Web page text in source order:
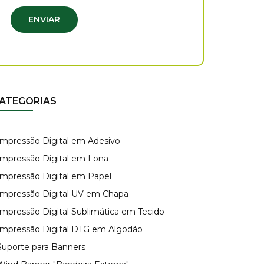
ENVIAR
Digital em Adesivo
Digital em Lona
Digital em Papel
Digital UV em Chapa
Digital Sublimática em Tecido
Digital DTG em Algodão
para Banners